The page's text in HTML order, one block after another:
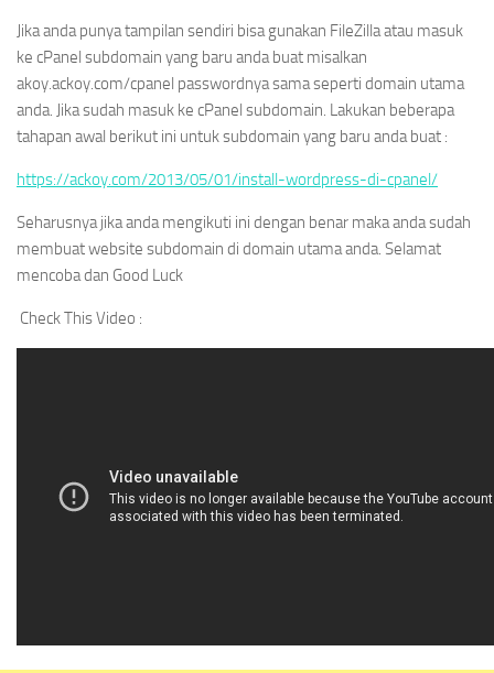
Jika anda punya tampilan sendiri bisa gunakan FileZilla atau masuk
ke cPanel subdomain yang baru anda buat misalkan
akoy.ackoy.com/cpanel passwordnya sama seperti domain utama
anda. Jika sudah masuk ke cPanel subdomain. Lakukan beberapa
tahapan awal berikut ini untuk subdomain yang baru anda buat :
https://ackoy.com/2013/05/01/install-wordpress-di-cpanel/
Seharusnya jika anda mengikuti ini dengan benar maka anda sudah
membuat website subdomain di domain utama anda. Selamat
mencoba dan Good Luck
Check This Video :